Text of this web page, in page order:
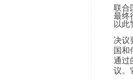
联合
最终
以此
决议
国和
通过
议。